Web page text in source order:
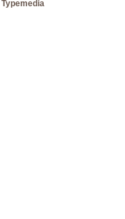
Typemedia